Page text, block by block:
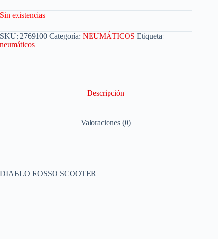
Sin existencias
SKU: 2769100 Categoría: NEUMÁTICOS Etiqueta:
neumáticos
Descripción
Valoraciones (0)
DIABLO ROSSO SCOOTER